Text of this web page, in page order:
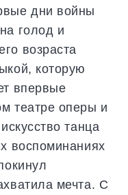
дни войны
голод и
возраста
которую
впервые
театре оперы и
танца
воспоминаниях
мечта. С